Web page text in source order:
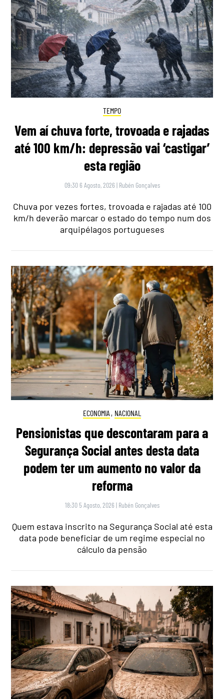
TEMPO
Vem aí chuva forte, trovoada e rajadas
até 100 km/h: depressão vai ‘castigar’
esta região
09:30 6 Agosto, 2026 | Rubén Gonçalves
Chuva por vezes fortes, trovoada e rajadas até 100
km/h deverão marcar o estado do tempo num dos
arquipélagos portugueses
ECONOMIA , NACIONAL
Pensionistas que descontaram para a
Segurança Social antes desta data
podem ter um aumento no valor da
reforma
18:30 5 Agosto, 2026 | Rubén Gonçalves
Quem estava inscrito na Segurança Social até esta
data pode beneficiar de um regime especial no
cálculo da pensão